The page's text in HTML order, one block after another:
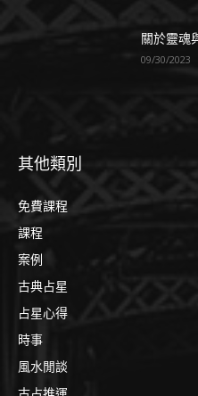
關於靈魂
09/30/2023
其他類別
免費課程
課程
案例
古典占星
占星心得
時事
風水閒談
古占推運